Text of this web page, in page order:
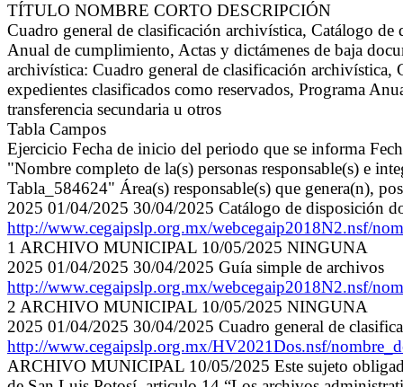
TÍTULO NOMBRE CORTO DESCRIPCIÓN
Cuadro general de clasificación archivística, Catálogo
Anual de cumplimiento, Actas y dictámenes de baja
archivística: Cuadro general de clasificación
expedientes clasificados como reservados, Programa
transferencia secundaria u otros
Tabla Campos
Ejercicio Fecha de inicio del periodo que se informa
"Nombre completo de la(s) personas responsable(s) e
Tabla_584624" Área(s) responsable(s) que genera(n),
2025 01/04/2025 30/04/2025 Catálogo de disposición
http://www.cegaipslp.org.mx/webcegaip2018N2.nsf/
1 ARCHIVO MUNICIPAL 10/05/2025 NINGUNA
2025 01/04/2025 30/04/2025 Guía simple de archivos
http://www.cegaipslp.org.mx/webcegaip2018N2.nsf/
2 ARCHIVO MUNICIPAL 10/05/2025 NINGUNA
2025 01/04/2025 30/04/2025 Cuadro general de
http://www.cegaipslp.org.mx/HV2021Dos.nsf/
ARCHIVO MUNICIPAL 10/05/2025 Este sujeto